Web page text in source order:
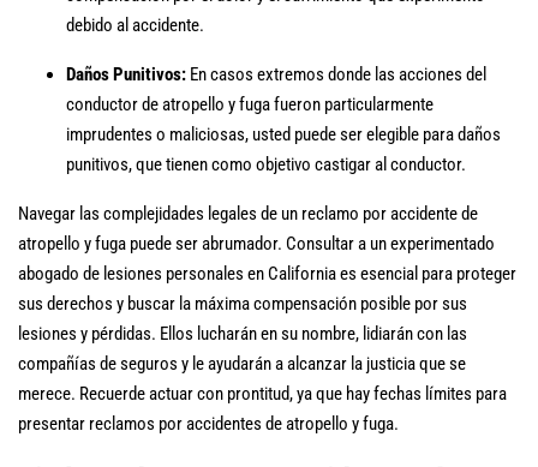
debido al accidente.
Daños Punitivos: En casos extremos donde las acciones del
conductor de atropello y fuga fueron particularmente
imprudentes o maliciosas, usted puede ser elegible para daños
punitivos, que tienen como objetivo castigar al conductor.
Navegar las complejidades legales de un reclamo por accidente de
atropello y fuga puede ser abrumador. Consultar a un experimentado
abogado de lesiones personales en California es esencial para proteger
sus derechos y buscar la máxima compensación posible por sus
lesiones y pérdidas. Ellos lucharán en su nombre, lidiarán con las
compañías de seguros y le ayudarán a alcanzar la justicia que se
merece. Recuerde actuar con prontitud, ya que hay fechas límites para
presentar reclamos por accidentes de atropello y fuga.